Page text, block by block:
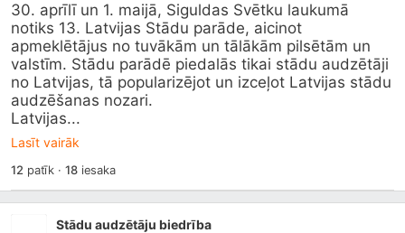
30. aprīlī un 1. maijā, Siguldas Svētku laukumā
notiks 13. Latvijas Stādu parāde, aicinot
apmeklētājus no tuvākām un tālākām pilsētām un
valstīm. Stādu parādē piedalās tikai stādu audzētāji
no Latvijas, tā popularizējot un izceļot Latvijas stādu
audzēšanas nozari.
Latvijas...
Lasīt vairāk
12 patīk · 18iesaka
Stādu audzētāju biedrība